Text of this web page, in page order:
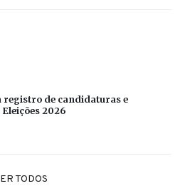
registro de candidaturas e
2026
TODOS